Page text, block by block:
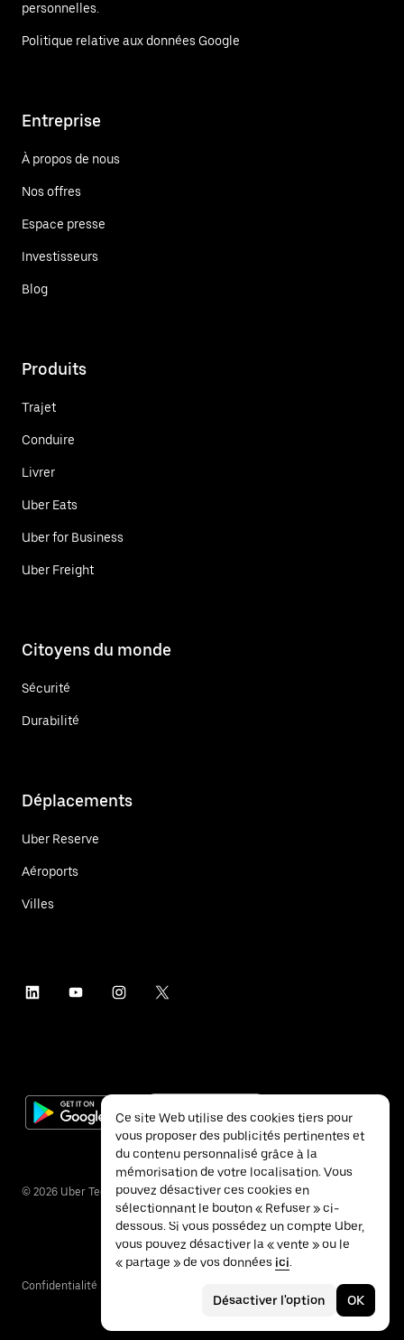
personnelles.
Politique relative aux données Google
Entreprise
À propos de nous
Nos offres
Espace presse
Investisseurs
Blog
Produits
Trajet
Conduire
Livrer
Uber Eats
Uber for Business
Uber Freight
Citoyens du monde
Sécurité
Durabilité
Déplacements
Uber Reserve
Aéroports
Villes
© 2026 Uber Technologies Inc.
Confidentialité
Ce site Web utilise des cookies tiers pour
vous proposer des publicités pertinentes et
du contenu personnalisé grâce à la
mémorisation de votre localisation. Vous
pouvez désactiver ces cookies en
sélectionnant le bouton « Refuser » ci-
dessous. Si vous possédez un compte Uber,
vous pouvez désactiver la « vente » ou le
« partage » de vos données ici.
Désactiver l'option OK